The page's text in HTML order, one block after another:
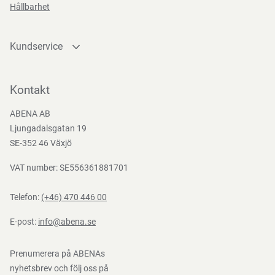
och förberedelse av mat. Vi rekommenderar att du köper
säkerställa god hygien, hålla matens temperatur och
Funktioner
Hållbarhet
Kundservice
Bli kund
Nedladdningar
Kontakt
ABENA AB
Ljungadalsgatan 19
SE-352 46 Växjö
VAT number: SE556361881701
Telefon: (+46) 470 446 00
E-post: info@abena.se
Prenumerera på ABENAs
nyhetsbrev och följ oss på